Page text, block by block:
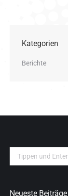
Kategorien
Berichte
Search:
Neueste Beiträge